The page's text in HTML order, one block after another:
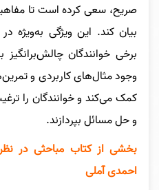
صریح، سعی کرده است تا
بیان کند. این ویژگی
برخی خوانندگان
وجود مثال‌های کاربردی و
کمک می‌کند و خوانندگان را
و حل مسائل بپردازند.
بخشی از کتاب مباحثی در
احمدی آملی